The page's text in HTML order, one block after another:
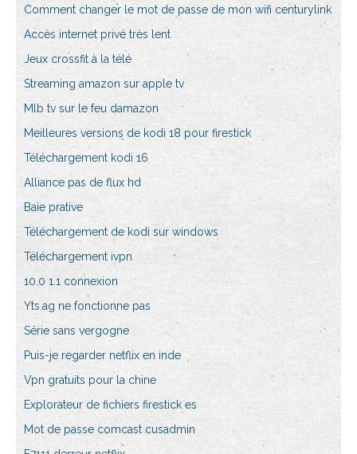
Comment changer le mot de passe de mon wifi centurylink
Accès internet privé très lent
Jeux crossfit à la télé
Streaming amazon sur apple tv
Mlb tv sur le feu damazon
Meilleures versions de kodi 18 pour firestick
Téléchargement kodi 16
Alliance pas de flux hd
Baie prative
Téléchargement de kodi sur windows
Téléchargement ivpn
10.0 1.1 connexion
Yts.ag ne fonctionne pas
Série sans vergogne
Puis-je regarder netflix en inde
Vpn gratuits pour la chine
Explorateur de fichiers firestick es
Mot de passe comcast cusadmin